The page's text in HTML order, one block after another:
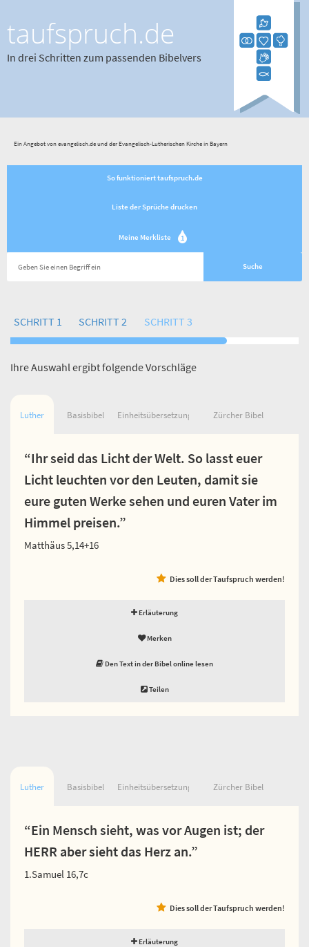
taufspruch.de
In drei Schritten zum passenden Bibelvers
Ein Angebot von evangelisch.de und der Evangelisch-Lutherischen Kirche in Bayern
So funktioniert taufspruch.de
Liste der Sprüche drucken
Meine Merkliste 1
SCHRITT 1 SCHRITT 2 SCHRITT 3
Ihre Auswahl ergibt folgende Vorschläge
Luther Basisbibel Einheitsübersetzung Zürcher Bibel
“Ihr seid das Licht der Welt. So lasst euer
Licht leuchten vor den Leuten, damit sie
eure guten Werke sehen und euren Vater im
Himmel preisen.”
Matthäus 5,14+16
Dies soll der Taufspruch werden!
Erläuterung
Merken
Den Text in der Bibel online lesen
Teilen
Luther Basisbibel Einheitsübersetzung Zürcher Bibel
“Ein Mensch sieht, was vor Augen ist; der
HERR aber sieht das Herz an.”
1.Samuel 16,7c
Dies soll der Taufspruch werden!
Erläuterung